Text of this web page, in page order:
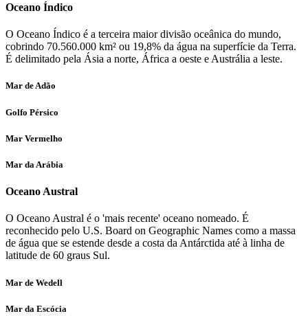
Oceano Índico
O Oceano Índico é a terceira maior divisão oceânica do mundo,
cobrindo 70.560.000 km² ou 19,8% da água na superfície da Terra.
É delimitado pela Ásia a norte, África a oeste e Austrália a leste.
Mar de Adão
Golfo Pérsico
Mar Vermelho
Mar da Arábia
Oceano Austral
O Oceano Austral é o 'mais recente' oceano nomeado. É
reconhecido pelo U.S. Board on Geographic Names como a massa
de água que se estende desde a costa da Antárctida até à linha de
latitude de 60 graus Sul.
Mar de Wedell
Mar da Escócia